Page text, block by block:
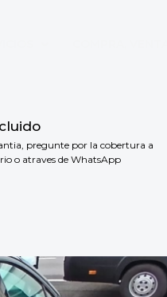
pregunte por la cobertura a
o atraves de WhatsApp